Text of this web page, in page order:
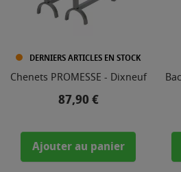
DERNIERS ARTICLES EN STOCK
Chenets PROMESSE - Dixneuf
Prix
87,90 €
Ajouter au panier